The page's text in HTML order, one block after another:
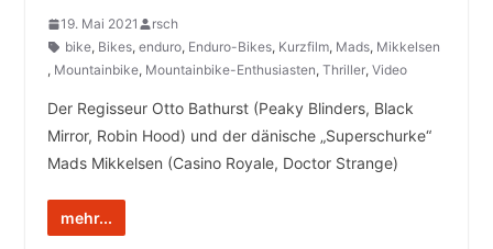
19. Mai 2021
rsch
bike, Bikes, enduro, Enduro-Bikes, Kurzfilm, Mads, Mikkelsen
, Mountainbike, Mountainbike-Enthusiasten, Thriller, Video
Der Regisseur Otto Bathurst (Peaky Blinders, Black
Mirror, Robin Hood) und der dänische „Superschurke“
Mads Mikkelsen (Casino Royale, Doctor Strange)
mehr...